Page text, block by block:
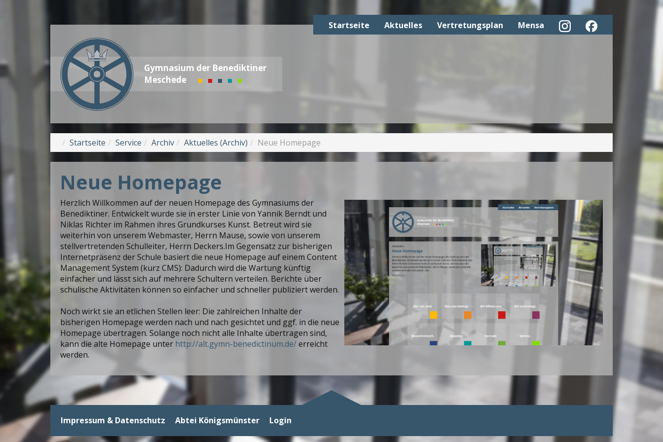
Startseite Aktuelles Vertretungsplan Mensa
Gymnasium der Benediktiner
Meschede
Startseite Service Archiv Aktuelles (Archiv) Neue Homepage
Neue Homepage
Herzlich Willkommen auf der neuen Homepage des Gymnasiums der
Benediktiner. Entwickelt wurde sie in erster Linie von Yannik Berndt und
Niklas Richter im Rahmen ihres Grundkurses Kunst. Betreut wird sie
weiterhin von unserem Webmaster, Herrn Mause, sowie von unserem
stellvertretenden Schulleiter, Herrn Deckers.Im Gegensatz zur bisherigen
Internetpräsenz der Schule basiert die neue Homepage auf einem Content
Management System (kurz CMS): Dadurch wird die Wartung künftig
einfacher und lässt sich auf mehrere Schultern verteilen. Berichte über
schulische Aktivitäten können so einfacher und schneller publiziert werden.
Noch wirkt sie an etlichen Stellen leer: Die zahlreichen Inhalte der
bisherigen Homepage werden nach und nach gesichtet und ggf. in die neue
Homepage übertragen. Solange noch nicht alle Inhalte übertragen sind,
kann die alte Homepage unter http://alt.gymn-benedictinum.de/erreicht
werden.
Impressum & Datenschutz Abtei Königsmünster Login